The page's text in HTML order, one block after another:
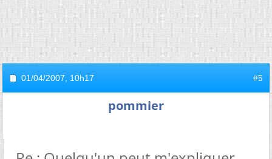
01/04/2007, 10h17 #5
pommier